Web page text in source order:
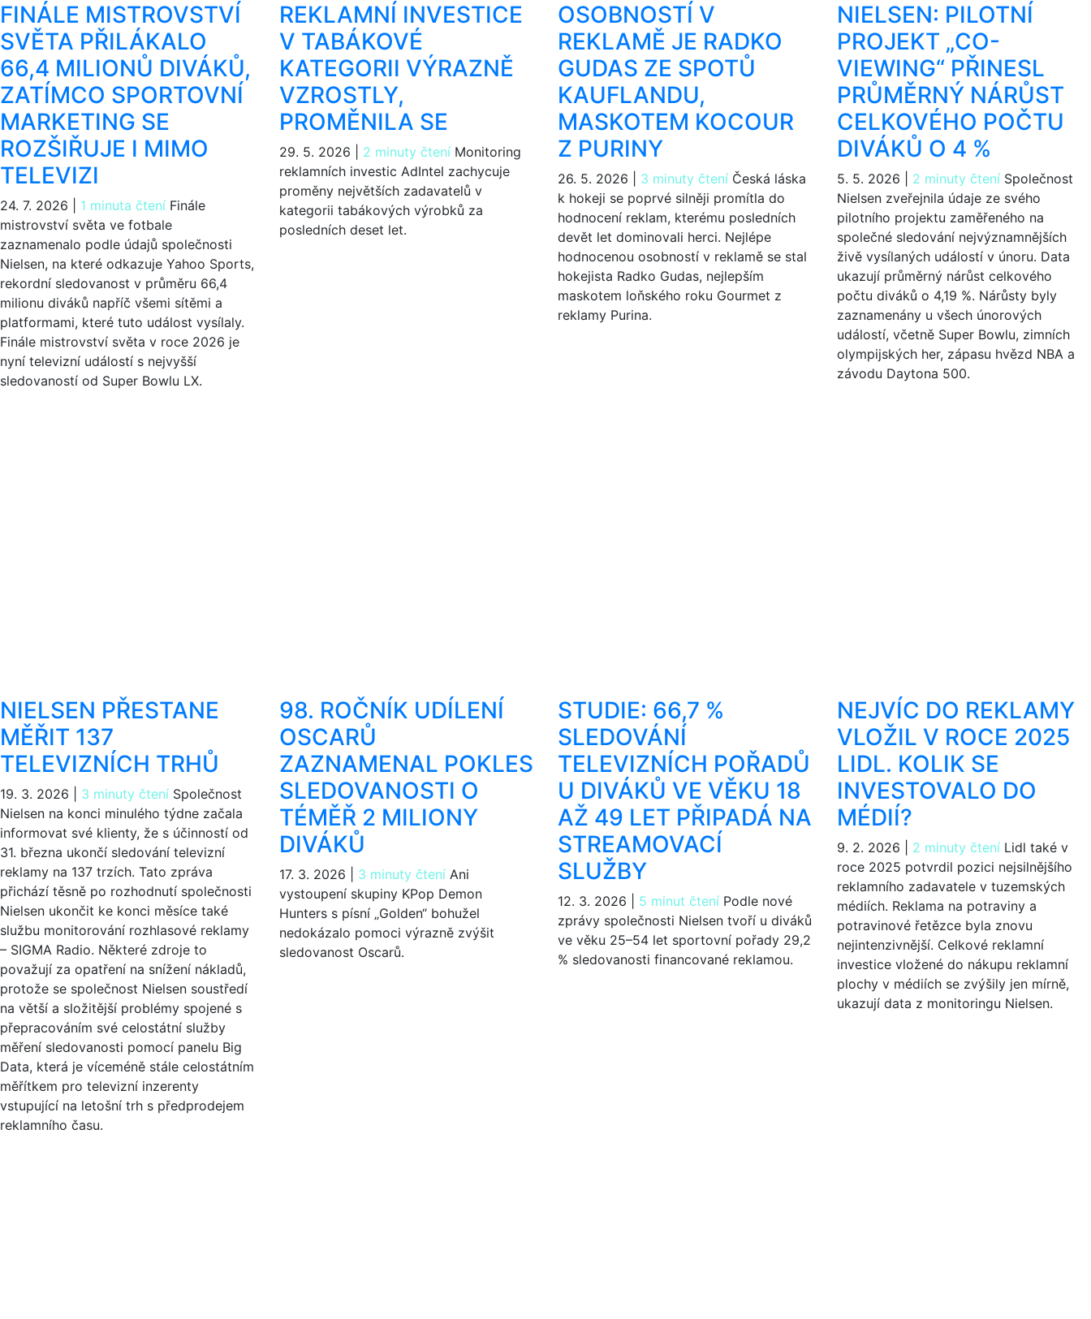
FINÁLE MISTROVSTVÍ
SVĚTA PŘILÁKALO
66,4 MILIONŮ DIVÁKŮ,
ZATÍMCO SPORTOVNÍ
MARKETING SE
ROZŠIŘUJE I MIMO
TELEVIZI
24. 7. 2026 1 minuta čtení Finále
mistrovství světa ve fotbale
zaznamenalo podle údajů společnosti
Nielsen, na které odkazuje Yahoo Sports,
rekordní sledovanost v průměru 66,4
milionu diváků napříč všemi sítěmi a
platformami, které tuto událost vysílaly.
Finále mistrovství světa v roce 2026 je
nyní televizní událostí s nejvyšší
sledovaností od Super Bowlu LX.
REKLAMNÍ INVESTICE
V TABÁKOVÉ
KATEGORII VÝRAZNĚ
VZROSTLY,
PROMĚNILA SE
29. 5. 2026 2 minuty čteníMonitoring
reklamních investic AdIntel zachycuje
proměny největších zadavatelů v
kategorii tabákových výrobků za
posledních deset let.
OSOBNOSTÍ V
REKLAMĚ JE RADKO
GUDAS ZE SPOTŮ
KAUFLANDU,
MASKOTEM KOCOUR
Z PURINY
26. 5. 2026 3 minuty čtení Česká láska
k hokeji se poprvé silněji promítla do
hodnocení reklam, kterému posledních
devět let dominovali herci. Nejlépe
hodnocenou osobností v reklamě se stal
hokejista Radko Gudas, nejlepším
maskotem loňského roku Gourmet z
reklamy Purina.
NIELSEN: PILOTNÍ
PROJEKT „CO-
VIEWING“ PŘINESL
PRŮMĚRNÝ NÁRŮST
CELKOVÉHO POČTU
DIVÁKŮ O 4 %
5. 5. 2026 2 minuty čteníSpolečnost
Nielsen zveřejnila údaje ze svého
pilotního projektu zaměřeného na
společné sledování nejvýznamnějších
živě vysílaných událostí v únoru. Data
ukazují průměrný nárůst celkového
počtu diváků o 4,19 %. Nárůsty byly
zaznamenány u všech únorových
událostí, včetně Super Bowlu, zimních
olympijských her, zápasu hvězd NBA a
závodu Daytona 500.
NIELSEN PŘESTANE
MĚŘIT 137
TELEVIZNÍCH TRHŮ
19. 3. 2026 3 minuty čtení Společnost
Nielsen na konci minulého týdne začala
informovat své klienty, že s účinností od
31. března ukončí sledování televizní
reklamy na 137 trzích. Tato zpráva
přichází těsně po rozhodnutí společnosti
Nielsen ukončit ke konci měsíce také
službu monitorování rozhlasové reklamy
– SIGMA Radio. Některé zdroje to
považují za opatření na snížení nákladů,
protože se společnost Nielsen soustředí
na větší a složitější problémy spojené s
přepracováním své celostátní služby
měření sledovanosti pomocí panelu Big
Data, která je víceméně stále celostátním
měřítkem pro televizní inzerenty
vstupující na letošní trh s předprodejem
reklamního času.
98. ROČNÍK UDÍLENÍ
OSCARŮ
ZAZNAMENAL POKLES
SLEDOVANOSTI O
TÉMĚŘ 2 MILIONY
DIVÁKŮ
17. 3. 2026 3 minuty čteníAni
vystoupení skupiny KPop Demon
Hunters s písní „Golden“ bohužel
nedokázalo pomoci výrazně zvýšit
sledovanost Oscarů.
STUDIE: 66,7 %
SLEDOVÁNÍ
TELEVIZNÍCH POŘADŮ
U DIVÁKŮ VE VĚKU 18
AŽ 49 LET PŘIPADÁ NA
STREAMOVACÍ
SLUŽBY
12. 3. 2026 5 minut čtení Podle nové
zprávy společnosti Nielsen tvoří u diváků
ve věku 25–54 let sportovní pořady 29,2
% sledovanosti financované reklamou.
NEJVÍC DO REKLAMY
VLOŽIL V ROCE 2025
LIDL. KOLIK SE
INVESTOVALO DO
MÉDIÍ?
9. 2. 2026 2 minuty čteníLidl také v
roce 2025 potvrdil pozici nejsilnějšího
reklamního zadavatele v tuzemských
médiích. Reklama na potraviny a
potravinové řetězce byla znovu
nejintenzivnější. Celkové reklamní
investice vložené do nákupu reklamní
plochy v médiích se zvýšily jen mírně,
ukazují data z monitoringu Nielsen.